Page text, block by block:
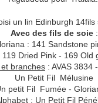
un lin Edinburgh 14fils
Avec des fils de soie:
: 141 Sandstone
119 Dried Pink - 169 Old
branches : AVAS 3834
Un Petit Fil Mélusine
petit Fil Fumée -
: Un Petit Fil